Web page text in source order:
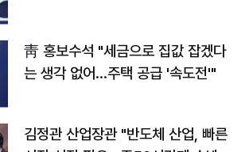
靑 홍보수석 "세금으로 집값 잡겠다
는 생각 없어…주택 공급 '속도전'"
김정관 산업장관 "반도체 산업, 빠른